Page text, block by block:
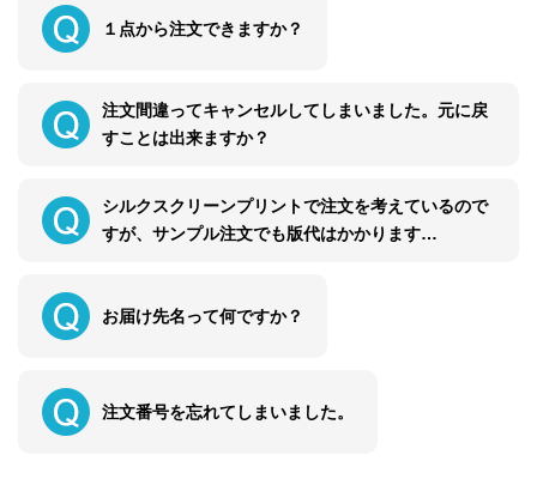
１点から注文できますか？
注文間違ってキャンセルしてしまいました。元に戻
すことは出来ますか？
シルクスクリーンプリントで注文を考えているので
すが、サンプル注文でも版代はかかります…
お届け先名って何ですか？
注文番号を忘れてしまいました。